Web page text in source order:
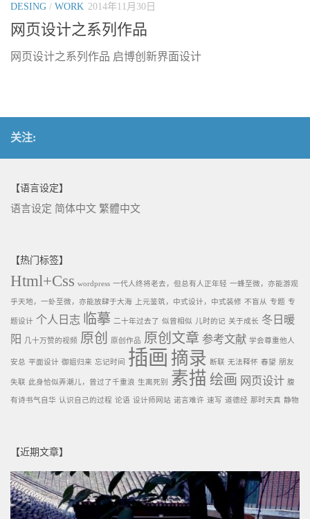
DESING / WORK 2014年11月30日
网页设计之系列作品
网页设计之系列作品 启博创新界面设计
关注:
【语言设定】
语言设定 简体中文 繁體中文
【热门标签】
Html+Css wordpress 一代人终将老去，但总有人正年轻 一蜂至微，亦能游观
乎天地，一虲至微，亦能放肆于大海 上元鉴筑，中式设计，中式装修 不盲从 专题 专
题设计 个人日志 临摹 二十年过去了 似曾相似 儿时的记 关于成长 冬日暖
阳
几十万赞的视频 原创 原创作品 原创文章 参考文献 学会尊重他人
安总 平面设计 御姐归来 忘记时间 插画 摘录 断联 无法释怀 春望 朋友
失联 此身恰似弄潮儿，曾过了千重浪 生离死别 素描 绘画 网页设计 腹
有诗书气自华 认识自己的过程 论语 设计师网站 诺言难许 速写 道德经 那时天真 静物
【近期文章】